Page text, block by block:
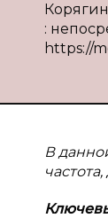
:
https://
В